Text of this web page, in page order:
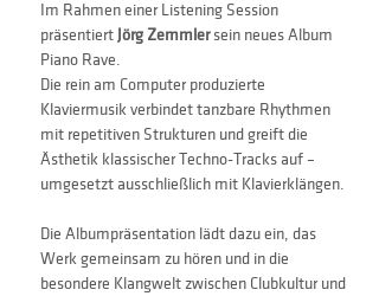
Im Rahmen einer Listening Session
präsentiert Jörg Zemmler sein neues Album
Piano Rave.
Die rein am Computer produzierte
Klaviermusik verbindet tanzbare Rhythmen
mit repetitiven Strukturen und greift die
Ästhetik klassischer Techno-Tracks auf –
umgesetzt ausschließlich mit Klavierklängen.
Die Albumpräsentation lädt dazu ein, das
Werk gemeinsam zu hören und in die
besondere Klangwelt zwischen Clubkultur und